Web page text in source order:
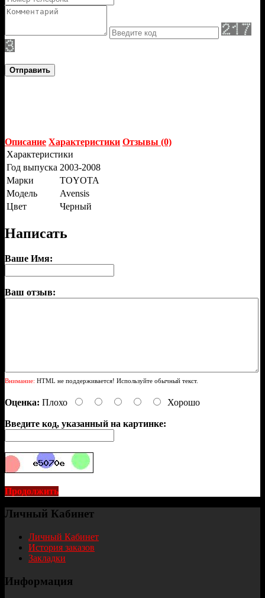
Отправить
Описание Характеристики Отзывы (0)
Характеристики
Год выпуска 2003-2008
Марки
TOYOTA
Модель
Avensis
Цвет
Черный
Написать
Ваше Имя:
Ваш отзыв:
Внимание: HTML не поддерживается! Используйте обычный текст.
Оценка: Плохо Хорошо
Введите код, указанный на картинке:
Продолжить
Личный Кабинет
Личный Кабинет
История заказов
Закладки
Информация